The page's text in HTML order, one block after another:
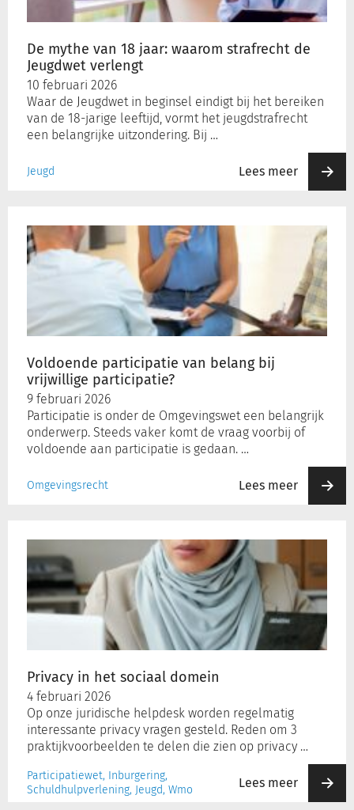
De mythe van 18 jaar: waarom strafrecht de
Jeugdwet verlengt
10 februari 2026
Waar de Jeugdwet in beginsel eindigt bij het bereiken
van de 18-jarige leeftijd, vormt het jeugdstrafrecht
een belangrijke uitzondering. Bij …
Jeugd Lees meer
Jeugdwet
verlengt
Voldoende participatie van belang bij
vrijwillige participatie?
9 februari 2026
Participatie is onder de Omgevingswet een belangrijk
onderwerp. Steeds vaker komt de vraag voorbij of
voldoende aan participatie is gedaan. …
Omgevingsrecht Lees meer
participatie
van
belang
vrijwillige
participatie?
Privacy in het sociaal domein
4 februari 2026
Op onze juridische helpdesk worden regelmatig
interessante privacy vragen gesteld. Reden om 3
praktijkvoorbeelden te delen die zien op privacy …
Participatiewet, Inburgering,
Schuldhulpverlening, Jeugd, Wmo
Lees meer
het
sociaal
domein